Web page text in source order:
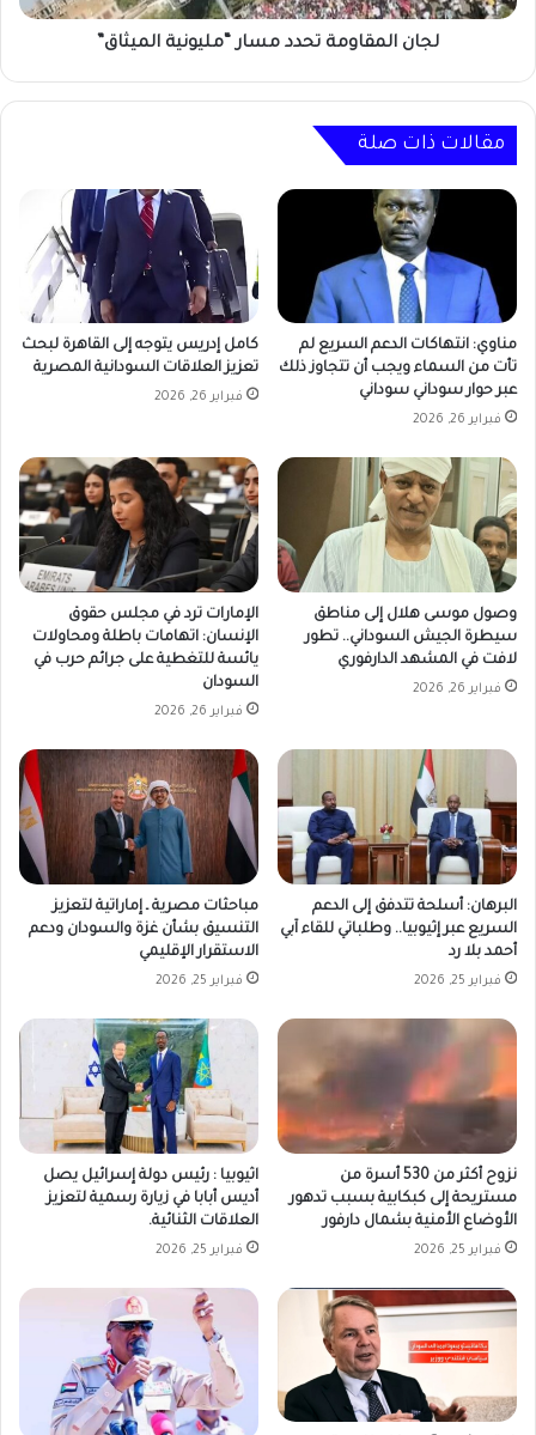
لجان المقاومة تحدد مسار “مليونية الميثاق”
مقالات ذات صلة
مناوي: انتهاكات الدعم السريع لم
تأت من السماء ويجب أن تتجاوز ذلك
عبر حوار سوداني سوداني
فبراير 26, 2026
كامل إدريس يتوجه إلى القاهرة لبحث
تعزيز العلاقات السودانية المصرية
فبراير 26, 2026
وصول موسى هلال إلى مناطق
سيطرة الجيش السوداني.. تطور
لافت في المشهد الدارفوري
فبراير 26, 2026
الإمارات ترد في مجلس حقوق
الإنسان: اتهامات باطلة ومحاولات
يائسة للتغطية على جرائم حرب في
السودان
فبراير 26, 2026
البرهان: أسلحة تتدفق إلى الدعم
السريع عبر إثيوبيا.. وطلباتي للقاء آبي
أحمد بلا رد
فبراير 25, 2026
مباحثات مصرية ـ إماراتية لتعزيز
التنسيق بشأن غزة والسودان ودعم
الاستقرار الإقليمي
فبراير 25, 2026
نزوح أكثر من 530 أسرة من
مستريحة إلى كبكابية بسبب تدهور
الأوضاع الأمنية بشمال دارفور
فبراير 25, 2026
اثيوبيا : رئيس دولة إسرائيل يصل
أديس أبابا في زيارة رسمية لتعزيز
العلاقات الثنائية.
فبراير 25, 2026